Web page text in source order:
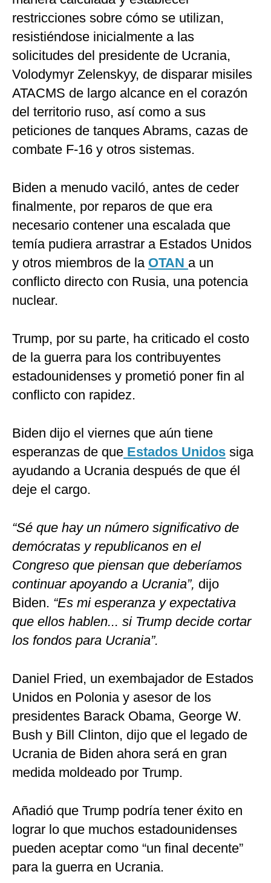
restricciones sobre cómo se utilizan,
resistiéndose inicialmente a las
solicitudes del presidente de Ucrania,
Volodymyr Zelenskyy, de disparar misiles
ATACMS de largo alcance en el corazón
del territorio ruso, así como a sus
peticiones de tanques Abrams, cazas de
combate F-16 y otros sistemas.
Biden a menudo vaciló, antes de ceder
finalmente, por reparos de que era
necesario contener una escalada que
temía pudiera arrastrar a Estados Unidos
y otros miembros de la OTAN a un
conflicto directo con Rusia, una potencia
nuclear.
Trump, por su parte, ha criticado el costo
de la guerra para los contribuyentes
estadounidenses y prometió poner fin al
conflicto con rapidez.
Biden dijo el viernes que aún tiene
esperanzas de que Estados Unidos siga
ayudando a Ucrania después de que él
deje el cargo.
“Sé que hay un número significativo de
demócratas y republicanos en el
Congreso que piensan que deberíamos
continuar apoyando a Ucrania”, dijo
Biden. “Es mi esperanza y expectativa
que ellos hablen... si Trump decide cortar
los fondos para Ucrania”.
Daniel Fried, un exembajador de Estados
Unidos en Polonia y asesor de los
presidentes Barack Obama, George W.
Bush y Bill Clinton, dijo que el legado de
Ucrania de Biden ahora será en gran
medida moldeado por Trump.
Añadió que Trump podría tener éxito en
lograr lo que muchos estadounidenses
pueden aceptar como “un final decente”
para la guerra en Ucrania.